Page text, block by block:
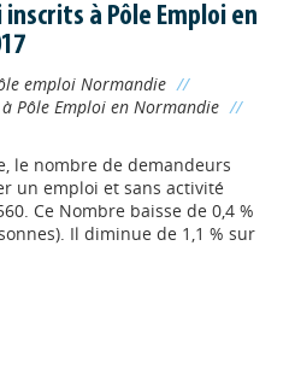
à Pôle Emploi en
emploi Normandie //
Pôle Emploi en Normandie //
le nombre de demandeurs
un emploi et sans activité
Ce Nombre baisse de 0,4 %
Il diminue de 1,1 % sur